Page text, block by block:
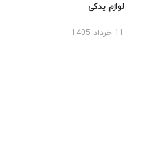
لوازم یدکی